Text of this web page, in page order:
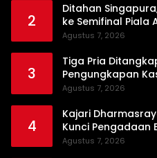
2
Ditahan
ke Semifinal Piala
Agustus 7, 2026
3
Tiga Pria
Pengungkapan
Timbangan Digital
Agustus 7, 2026
4
Kajari
Kunci Pengadaan
Bersih
Agustus 7, 2026